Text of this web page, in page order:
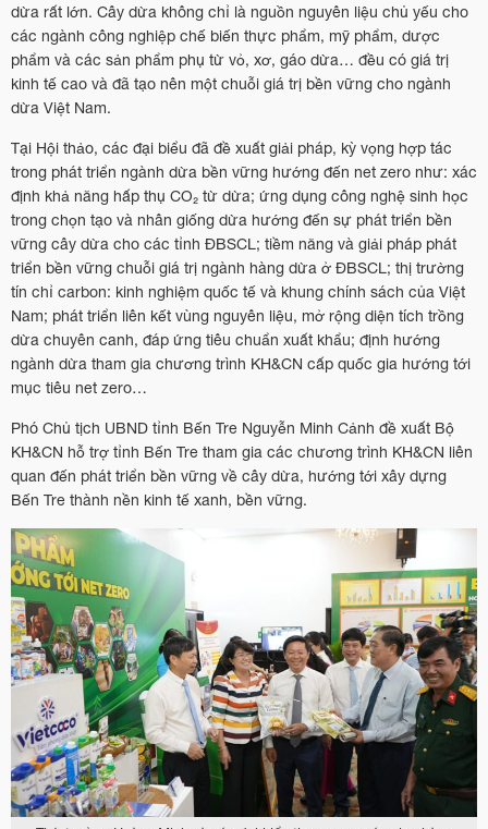
dừa rất lớn. Cây dừa không chỉ là nguồn nguyên liệu chủ yếu cho
các ngành công nghiệp chế biến thực phẩm, mỹ phẩm, dược
phẩm và các sản phẩm phụ từ vỏ, xơ, gáo dừa… đều có giá trị
kinh tế cao và đã tạo nên một chuỗi giá trị bền vững cho ngành
dừa Việt Nam.
Tại Hội thảo, các đại biểu đã đề xuất giải pháp, kỳ vọng hợp tác
trong phát triển ngành dừa bền vững hướng đến net zero như: xác
định khả năng hấp thụ CO₂ từ dừa; ứng dụng công nghệ sinh học
trong chọn tạo và nhân giống dừa hướng đến sự phát triển bền
vững cây dừa cho các tỉnh ĐBSCL; tiềm năng và giải pháp phát
triển bền vững chuỗi giá trị ngành hàng dừa ở ĐBSCL; thị trường
tín chỉ carbon: kinh nghiệm quốc tế và khung chính sách của Việt
Nam; phát triển liên kết vùng nguyên liệu, mở rộng diện tích trồng
dừa chuyên canh, đáp ứng tiêu chuẩn xuất khẩu; định hướng
ngành dừa tham gia chương trình KH&CN cấp quốc gia hướng tới
mục tiêu net zero…
Phó Chủ tịch UBND tỉnh Bến Tre Nguyễn Minh Cảnh đề xuất Bộ
KH&CN hỗ trợ tỉnh Bến Tre tham gia các chương trình KH&CN liên
quan đến phát triển bền vững về cây dừa, hướng tới xây dựng
Bến Tre thành nền kinh tế xanh, bền vững.